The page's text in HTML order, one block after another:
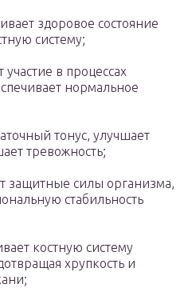
здоровое состояние
систему;
в процессах
нормальное
тонус, улучшает
тревожность;
защитные силы организма,
стабильность
костную систему
хрупкость и